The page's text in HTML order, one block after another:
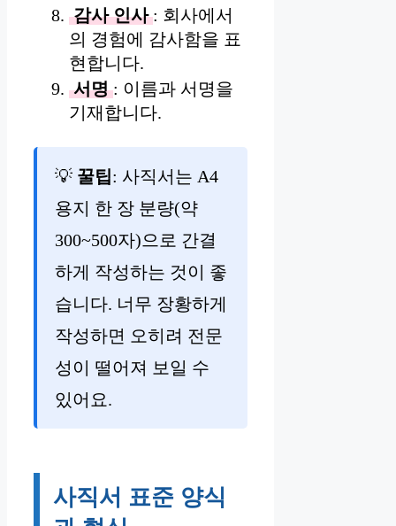
감사 인사 : 회사에서
의 경험에 감사함을 표
현합니다.
서명 : 이름과 서명을
기재합니다.
💡 꿀팁: 사직서는 A4
용지 한 장 분량(약
300~500자)으로 간결
하게 작성하는 것이 좋
습니다. 너무 장황하게
작성하면 오히려 전문
성이 떨어져 보일 수
있어요.
사직서 표준 양식